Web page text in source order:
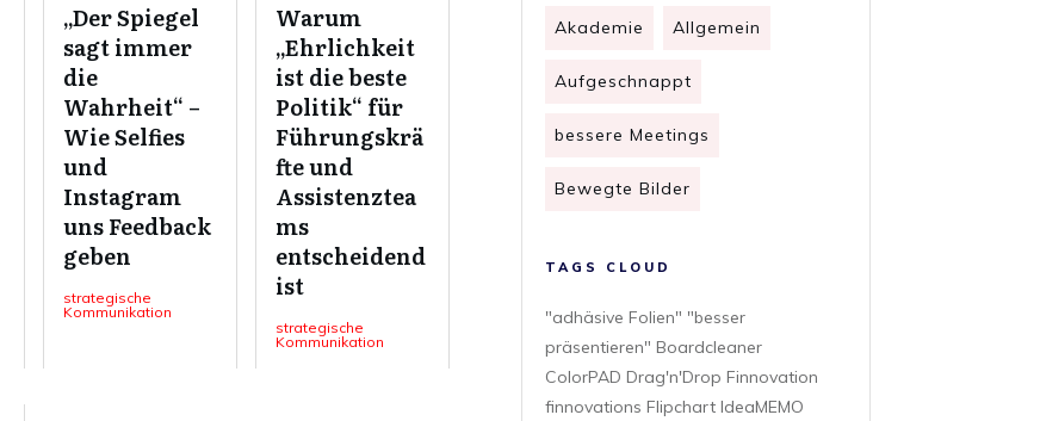
„Der Spiegel
sagt immer
die
Wahrheit“ –
Wie Selfies
und
Instagram
uns Feedback
geben
strategische
Kommunikation
Warum
„Ehrlichkeit
ist die beste
Politik“ für
Führungskrä
fte und
Assistenztea
ms
entscheidend
ist
strategische
Kommunikation
Akademie Allgemein
Aufgeschnappt
bessere Meetings
Bewegte Bilder
TAGS CLOUD
"adhäsive Folien" "besser
präsentieren" Boardcleaner
ColorPAD Drag'n'Drop Finnovation
finnovations Flipchart IdeaMEMO